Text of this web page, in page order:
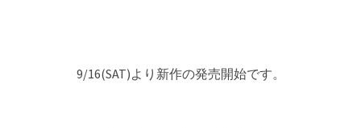
9/16(SAT)より新作の発売開始です。